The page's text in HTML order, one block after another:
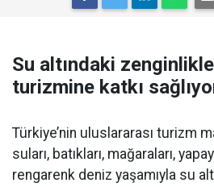
Su altındaki
turizmine katkı
Türkiye’nin uluslararası turizm
suları, batıkları, mağaraları,
rengarenk deniz yaşamıyla su